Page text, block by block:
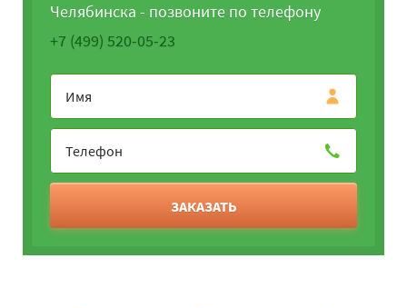
Челябинска - позвоните по телефону
+7 (499) 520-05-23
ЗАКАЗАТЬ